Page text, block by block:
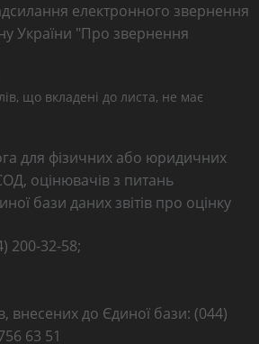
електронного звернення
України "Про звернення
що вкладені до листа, не має
для фізичних або юридичних
оцінювачів з питань
бази даних звітів про оцінку
200-32-58;
внесених до Єдиної бази: (044)
63 51